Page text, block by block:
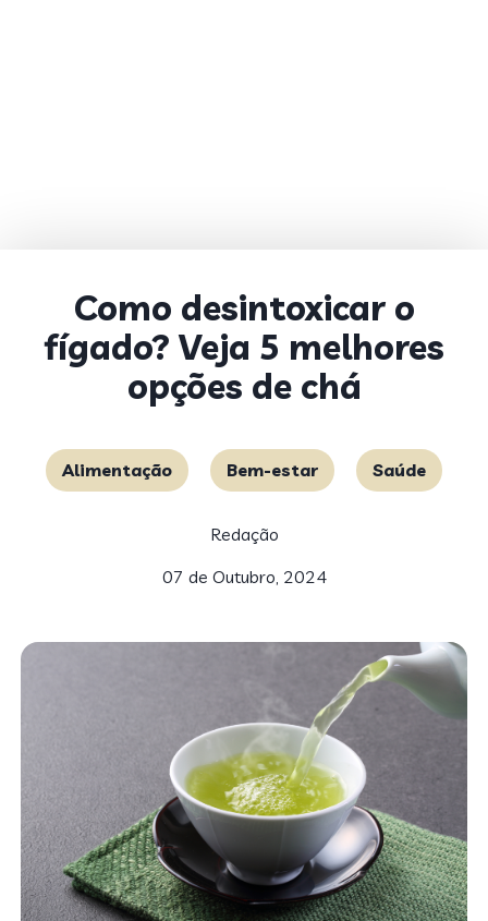
Como desintoxicar o
fígado? Veja 5 melhores
opções de chá
Alimentação Bem-estar Saúde
Redação
07 de Outubro, 2024